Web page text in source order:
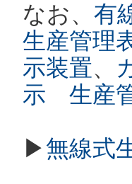
なお、 有
生産管理
示装置、
示 生産
▶無線式